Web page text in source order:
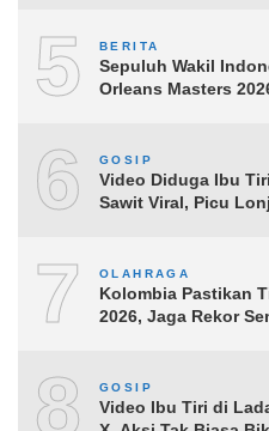
5 BERITA
Sepuluh Wakil
Orleans Masters
6 GOSIP
Video Diduga Ibu
Sawit Viral, Picu
7 OLAHRAGA
Kolombia Pastikan
2026, Jaga Rekor
8 GOSIP
Video Ibu Tiri di